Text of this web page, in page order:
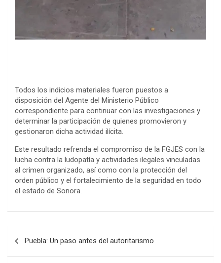
Todos los indicios materiales fueron puestos a
disposición del Agente del Ministerio Público
correspondiente para continuar con las investigaciones y
determinar la participación de quienes promovieron y
gestionaron dicha actividad ilícita.
Este resultado refrenda el compromiso de la FGJES con la
lucha contra la ludopatía y actividades ilegales vinculadas
al crimen organizado, así como con la protección del
orden público y el fortalecimiento de la seguridad en todo
el estado de Sonora.
navigation
Puebla: Un paso antes del autoritarismo